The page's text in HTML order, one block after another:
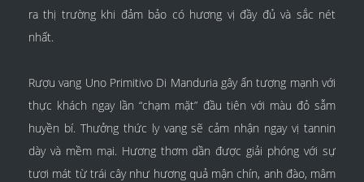
ra thị trường khi đảm bảo có hương vị đầy đủ và sắc nét
nhất.
Rượu vang Uno Primitivo Di Manduria gây ấn tượng mạnh với
thực khách ngay lần “chạm mặt” đầu tiên với màu đỏ sẫm
huyền bí. Thưởng thức ly vang sẽ cảm nhận ngay vị tannin
dày và mềm mại. Hương thơm dần được giải phóng với sự
tươi mát từ trái cây như hương quả mận chín, anh đào, mâm